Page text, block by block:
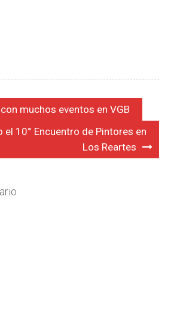
muchos eventos en VGB
el 10° Encuentro de Pintores en
Los Reartes